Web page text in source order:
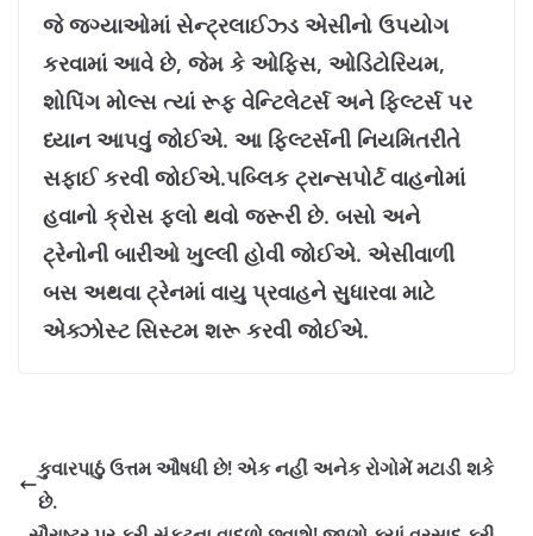
જે જગ્યાઓમાં સેન્ટ્રલાઈઝ્ડ એસીનો ઉપયોગ
કરવામાં આવે છે, જેમ કે ઓફિસ, ઓડિટોરિયમ,
શોપિંગ મોલ્સ ત્યાં રૂફ વેન્ટિલેટર્સ અને ફિલ્ટર્સ પર
ધ્યાન આપવું જોઈએ. આ ફિલ્ટર્સની નિયમિતરીતે
સફાઈ કરવી જોઈએ.પબ્લિક ટ્રાન્સપોર્ટ વાહનોમાં
હવાનો ક્રોસ ફ્લો થવો જરૂરી છે. બસો અને
ટ્રેનોની બારીઓ ખુલ્લી હોવી જોઈએ. એસીવાળી
બસ અથવા ટ્રેનમાં વાયુ પ્રવાહને સુધારવા માટે
એક્ઝોસ્ટ સિસ્ટમ શરૂ કરવી જોઈએ.
કુવારપાઠું ઉત્તમ ઔષધી છે! એક નહીં અનેક રોગોમેં મટાડી શકે
છે.